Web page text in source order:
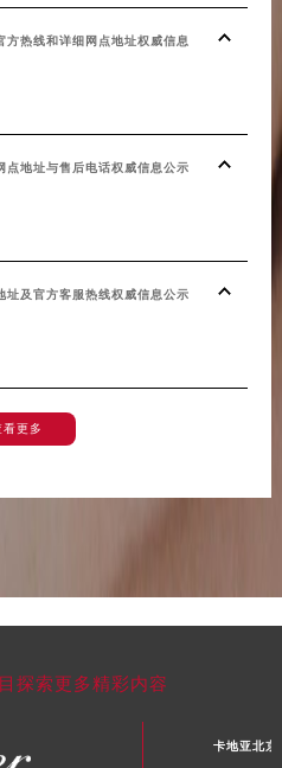
热线和详细网点地址权威信息
点地址与售后电话权威信息公示
址及官方客服热线权威信息公示
看更多
探索更多精彩内容
卡地亚北京